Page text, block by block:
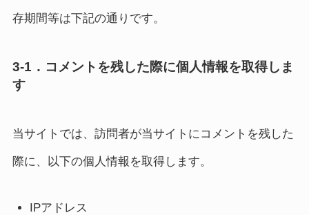
存期間等は下記の通りです。
3-1．コメントを残した際に個人情報を取得しま
す
当サイトでは、訪問者が当サイトにコメントを残した
際に、以下の個人情報を取得します。
IPアドレス